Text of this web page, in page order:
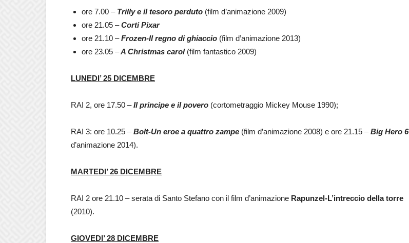
ore 7.00 – Trilly e il tesoro perduto (film d’animazione 2009)
ore 21.05 –Corti Pixar
ore 21.10 –Frozen-Il regno di ghiaccio (film d’animazione 2013)
ore 23.05 –A Christmas carol (film fantastico 2009)
LUNEDI’ 25 DICEMBRE
RAI 2, ore 17.50 –Il principe e il povero (cortometraggio Mickey Mouse 1990);
RAI 3: ore 10.25 –Bolt-Un eroe a quattro zampe (film d’animazione 2008) e ore 21.15 –Big Hero 6
d’animazione 2014).
MARTEDI’ 26 DICEMBRE
RAI 2 ore 21.10 – serata di Santo Stefano con il film d’animazione Rapunzel-L’intreccio della torre
(2010).
GIOVEDI’ 28 DICEMBRE